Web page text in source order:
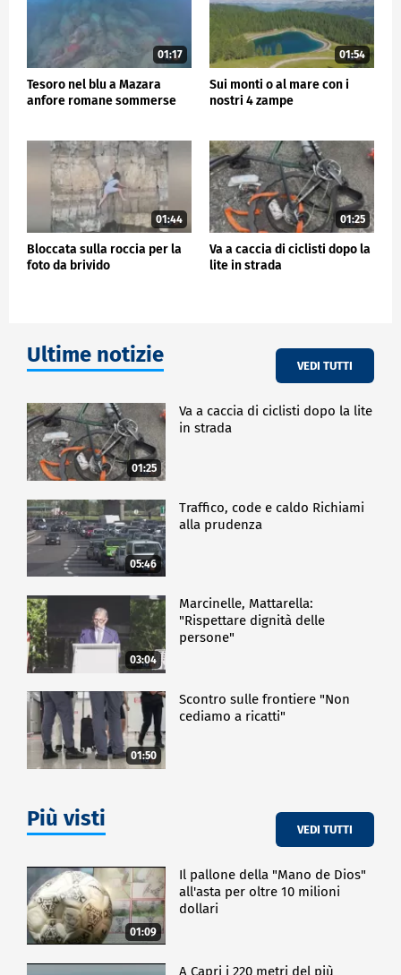
01:17
Tesoro nel blu a Mazara
anfore romane sommerse
01:54
Sui monti o al mare con i
nostri 4 zampe
01:44
Bloccata sulla roccia per la
foto da brivido
01:25
Va a caccia di ciclisti dopo la
lite in strada
Ultime notizie VEDI TUTTI
01:25
Va a caccia di ciclisti dopo la lite
in strada
05:46
Traffico, code e caldo Richiami
alla prudenza
03:04
Marcinelle, Mattarella:
"Rispettare dignità delle
persone"
01:50
Scontro sulle frontiere "Non
cediamo a ricatti"
Più visti VEDI TUTTI
01:09
Il pallone della "Mano de Dios"
all'asta per oltre 10 milioni
dollari
A Capri i 220 metri del più